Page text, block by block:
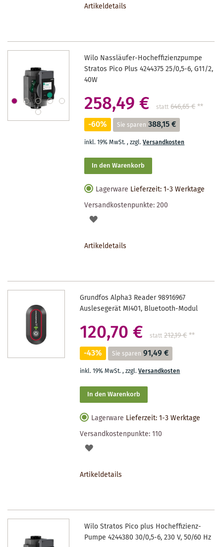
Artikeldetails
Wilo Nassläufer-Hocheffizienzpumpe
Stratos Pico Plus 4244375 25/0,5-6, G11/2,
40W
258,49 € statt 646,65 €**
-60% Sie sparen 388,15 €
inkl. 19% MwSt.,zzgl.Versandkosten
In den Warenkorb
Lagerware Lieferzeit: 1-3 Werktage
Versandkostenpunkte:200
AUF
Artikeldetails
Grundfos Alpha3 Reader 98916967
Auslesegerät MI401, Bluetooth-Modul
120,70 € statt 212,19 €**
-43% Sie sparen 91,49 €
inkl. 19% MwSt.,zzgl.Versandkosten
In den Warenkorb
Lagerware Lieferzeit: 1-3 Werktage
Versandkostenpunkte:110
AUF
Artikeldetails
Wilo Stratos Pico plus Hocheffizienz-
Pumpe 4244380 30/0,5-6, 230 V, 50/60 Hz